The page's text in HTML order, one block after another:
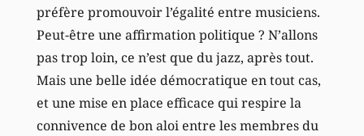
préfère promouvoir l’égalité entre musiciens.
Peut-être une affirmation politique ? N’allons
pas trop loin, ce n’est que du jazz, après tout.
Mais une belle idée démocratique en tout cas,
et une mise en place efficace qui respire la
connivence de bon aloi entre les membres du